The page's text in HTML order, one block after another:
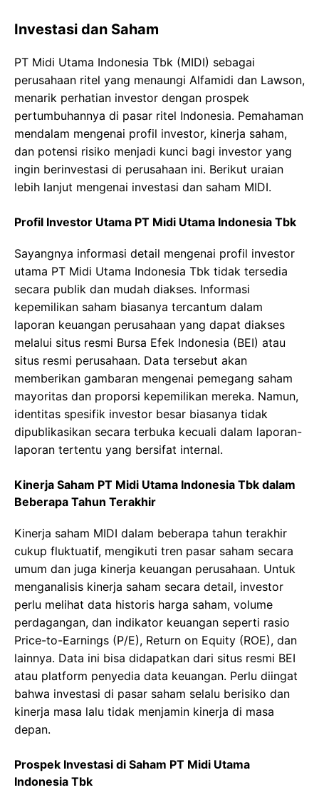
Investasi dan Saham
PT Midi Utama Indonesia Tbk (MIDI) sebagai
perusahaan ritel yang menaungi Alfamidi dan Lawson,
menarik perhatian investor dengan prospek
pertumbuhannya di pasar ritel Indonesia. Pemahaman
mendalam mengenai profil investor, kinerja saham,
dan potensi risiko menjadi kunci bagi investor yang
ingin berinvestasi di perusahaan ini. Berikut uraian
lebih lanjut mengenai investasi dan saham MIDI.
Profil Investor Utama PT Midi Utama Indonesia Tbk
Sayangnya informasi detail mengenai profil investor
utama PT Midi Utama Indonesia Tbk tidak tersedia
secara publik dan mudah diakses. Informasi
kepemilikan saham biasanya tercantum dalam
laporan keuangan perusahaan yang dapat diakses
melalui situs resmi Bursa Efek Indonesia (BEI) atau
situs resmi perusahaan. Data tersebut akan
memberikan gambaran mengenai pemegang saham
mayoritas dan proporsi kepemilikan mereka. Namun,
identitas spesifik investor besar biasanya tidak
dipublikasikan secara terbuka kecuali dalam laporan-
laporan tertentu yang bersifat internal.
Kinerja Saham PT Midi Utama Indonesia Tbk dalam
Beberapa Tahun Terakhir
Kinerja saham MIDI dalam beberapa tahun terakhir
cukup fluktuatif, mengikuti tren pasar saham secara
umum dan juga kinerja keuangan perusahaan. Untuk
menganalisis kinerja saham secara detail, investor
perlu melihat data historis harga saham, volume
perdagangan, dan indikator keuangan seperti rasio
Price-to-Earnings (P/E), Return on Equity (ROE), dan
lainnya. Data ini bisa didapatkan dari situs resmi BEI
atau platform penyedia data keuangan. Perlu diingat
bahwa investasi di pasar saham selalu berisiko dan
kinerja masa lalu tidak menjamin kinerja di masa
depan.
Prospek Investasi di Saham PT Midi Utama
Indonesia Tbk